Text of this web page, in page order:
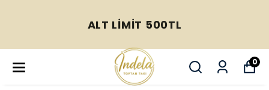
ALT LİMİT 500TL
0